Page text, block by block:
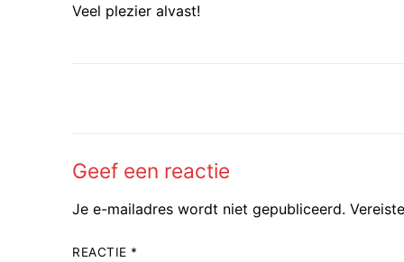
Veel plezier alvast!
Geef een reactie
Je e-mailadres wordt niet gepubliceerd.
REACTIE *